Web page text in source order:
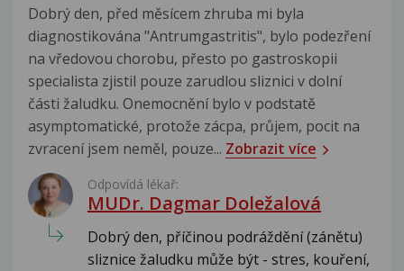
Dobrý den, před měsícem zhruba mi byla
diagnostikována "Antrumgastritis", bylo podezření
na vředovou chorobu, přesto po gastroskopii
specialista zjistil pouze zarudlou sliznici v dolní
části žaludku. Onemocnění bylo v podstatě
asymptomatické, protože zácpa, průjem, pocit na
zvracení jsem neměl, pouze... Zobrazit více
Odpovídá lékař:
MUDr. Dagmar Doležalová
Dobrý den, příčinou podráždění (zánětu)
sliznice žaludku může být - stres, kouření,